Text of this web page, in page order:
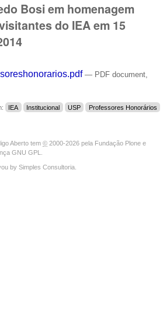
Bosi em homenagem
do IEA em 15
— PDF document,
IEA Institucional USP Professores Honorários
Aberto tem © 2000-2026 pela Fundação Plone e
GNU GPL
by Simples Consultoria